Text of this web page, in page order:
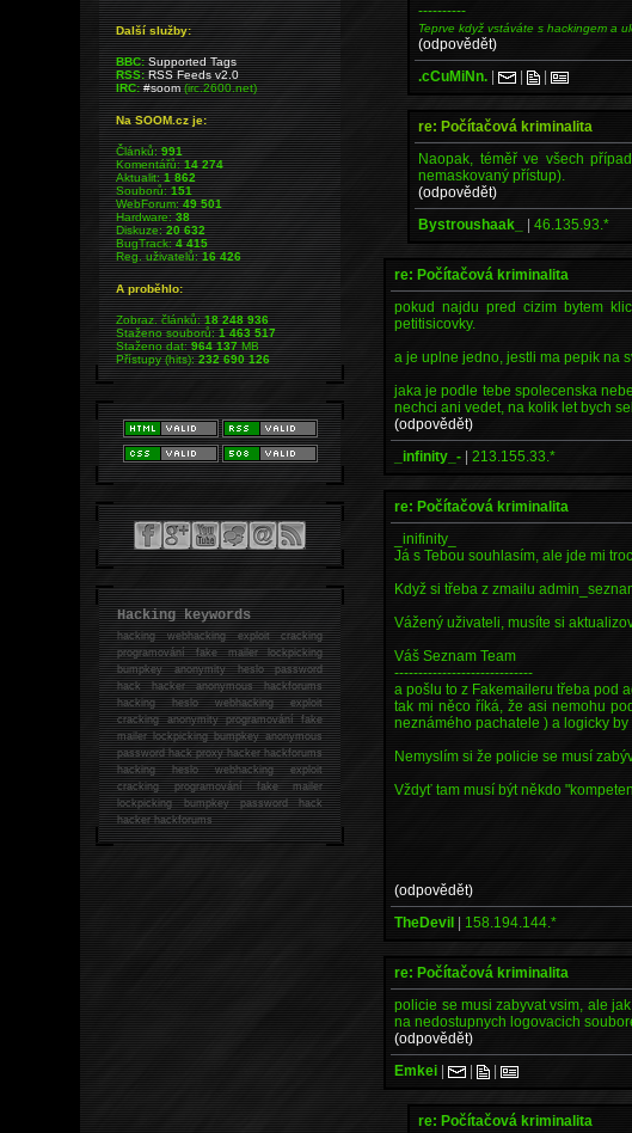
----------
Teprve když vstáváte s hackingem a
(odpovědět)
.cCuMiNn. | | |
re: Počítačová kriminalita
Naopak, téměř ve všech
nemaskovaný přístup).
(odpovědět)
Bystroushaak_
|46.135.93.*
re: Počítačová kriminalita
pokud najdu pred cizim bytem
petitisicovky.
a je uplne jedno, jestli ma pepik na
jaka je podle tebe spolecenska
nechci ani vedet, na kolik let bych
(odpovědět)
_infinity_- |213.155.33.*
re: Počítačová kriminalita
_inifinity_
Já s Tebou souhlasím, ale jde mi
Když si třeba z zmailu
Vážený uživateli, musíte si
Váš Seznam Team
-----------------------------
a pošlu to z Fakemaileru třeba pod
tak mi něco říká, že asi nemohu
neznámého pachatele ) a logicky by
Nemyslím si že policie se musí
Vždyť tam musí být někdo
(odpovědět)
TheDevil | 158.194.144.*
re: Počítačová kriminalita
policie se musi zabyvat vsim, ale
na nedostupnych logovacich
(odpovědět)
Emkei | | |
re: Počítačová kriminalita
Další služby:
BBC: Supported Tags
RSS: RSS Feeds v2.0
IRC: #soom(irc.2600.net)
Na SOOM.cz je:
Článků:991
Komentářů:14 274
Aktualit:1 862
Souborů:151
WebForum:49 501
Hardware:38
Diskuze:20 632
BugTrack:4 415
Reg. uživatelů:16 426
A proběhlo:
Zobraz. článků:18 248 936
Staženo souborů:1 463 517
Staženo dat:964 137MB
Přístupy (hits):232 690 126
Hacking keywords
hackingwebhacking exploit cracking
programování fake mailer lockpicking
bumpkey anonymity heslo password
hackhacker anonymous hackforums
hackingheslo webhacking exploit
cracking anonymity programování fake
mailer lockpicking bumpkey anonymous
password hack proxy hacker hackforums
hacking heslo webhacking exploit
cracking programování fake mailer
lockpicking bumpkey password hack
hackerhackforums